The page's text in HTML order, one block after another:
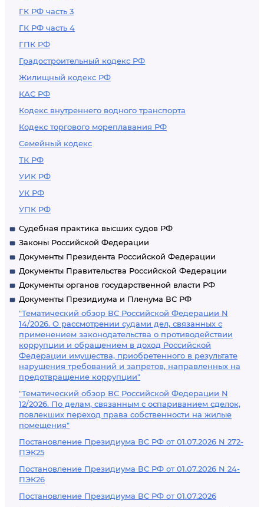
ГК РФ часть 3
ГК РФ часть 4
ГПК РФ
Градостроительный кодекс РФ
Жилищный кодекс РФ
КАС РФ
Кодекс внутреннего водного транспорта
Кодекс торгового мореплавания РФ
Семейный кодекс
ТК РФ
УИК РФ
УК РФ
УПК РФ
Судебная практика высших судов РФ
Законы Российской Федерации
Документы Президента Российской Федерации
Документы Правительства Российской Федерации
Документы органов государственной власти РФ
Документы Президиума и Пленума ВС РФ
"Тематический обзор ВС Российской Федерации N
14/2026. О рассмотрении судами дел, связанных с
применением законодательства о противодействии
коррупции и обращением в доход Российской
Федерации имущества, приобретенного в результате
нарушения требований и запретов, направленных на
предотвращение коррупции"
"Тематический обзор ВС Российской Федерации N
12/2026. По делам, связанным с оспариванием сделок,
повлекших переход права собственности на жилые
помещения"
Постановление Президиума ВС РФ от 01.07.2026 N 272-
ПЭК25
Постановление Президиума ВС РФ от 01.07.2026 N 24-
ПЭК26
Постановление Президиума ВС РФ от 01.07.2026